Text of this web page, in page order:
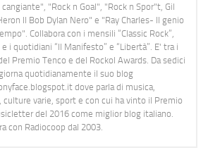
cangiante", "Rock n Goal", "Rock n Spor"t, Gil
Il Bob Dylan Nero" e "Ray Charles- Il genio
Collabora con i mensili “Classic Rock”,
i quotidiani “Il Manifesto” e “Libertà”. E' tra i
Premio Tenco e del Rockol Awards. Da sedici
quotidianamente il suo blog
dove parla di musica,
culture varie, sport e con cui ha vinto il Premio
del 2016 come miglior blog italiano.
con Radiocoop dal 2003.